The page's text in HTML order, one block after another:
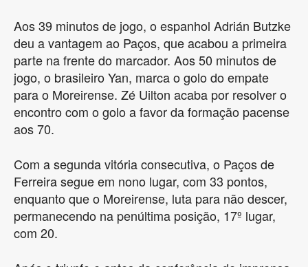
Aos 39 minutos de jogo, o espanhol Adrián Butzke
deu a vantagem ao Paços, que acabou a primeira
parte na frente do marcador. Aos 50 minutos de
jogo, o brasileiro Yan, marca o golo do empate
para o Moreirense. Zé Uilton acaba por resolver o
encontro com o golo a favor da formação pacense
aos 70.
Com a segunda vitória consecutiva, o Paços de
Ferreira segue em nono lugar, com 33 pontos,
enquanto que o Moreirense, luta para não descer,
permanecendo na penúltima posição, 17º lugar,
com 20.